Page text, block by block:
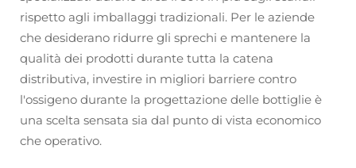
rispetto agli imballaggi tradizionali. Per le aziende
che desiderano ridurre gli sprechi e mantenere la
qualità dei prodotti durante tutta la catena
distributiva, investire in migliori barriere contro
l'ossigeno durante la progettazione delle bottiglie è
una scelta sensata sia dal punto di vista economico
che operativo.